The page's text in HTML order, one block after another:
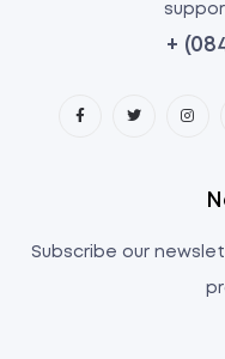
+
Subscribe our